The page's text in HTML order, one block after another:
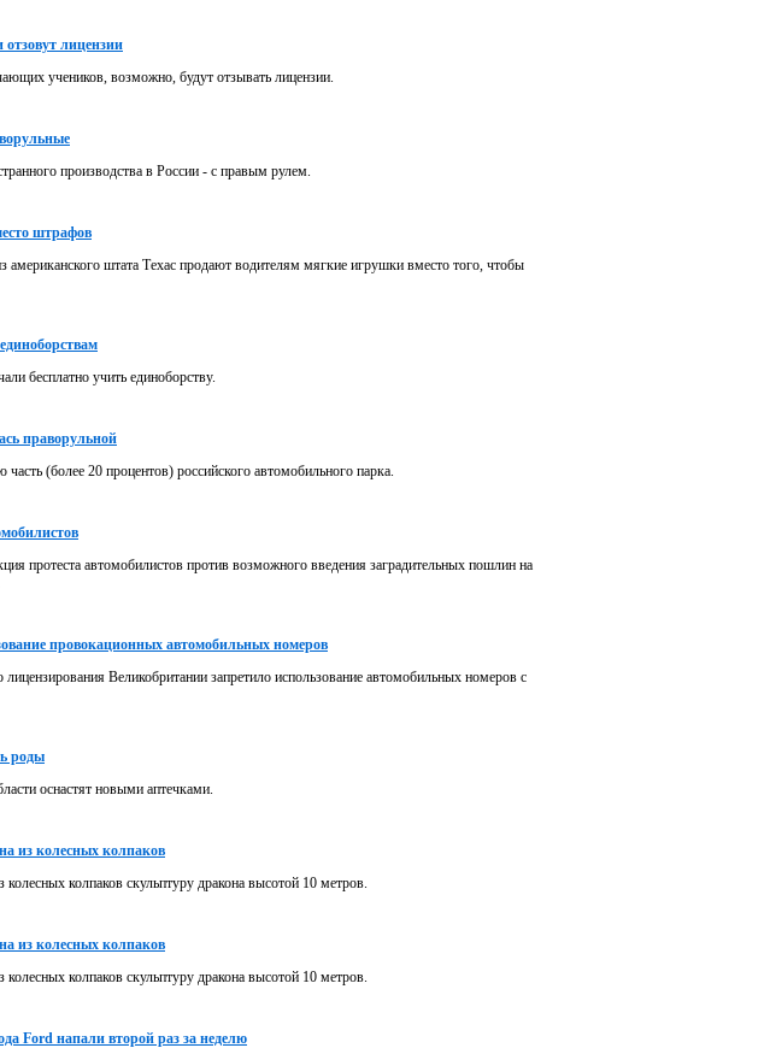
лицензии
учеников, возможно, будут отзывать лицензии.
производства в России - с правым рулем.
штрафов
американского штата Техас продают водителям мягкие игрушки вместо того, чтобы
бесплатно учить единоборству.
праворульной
(более 20 процентов) российского автомобильного парка.
протеста автомобилистов против возможного введения заградительных пошлин на
провокационных автомобильных номеров
лицензирования Великобритании запретило использование автомобильных номеров с
роды
оснастят новыми аптечками.
из колесных колпаков
колпаков скульптуру дракона высотой 10 метров.
из колесных колпаков
колпаков скульптуру дракона высотой 10 метров.
Ford напали второй раз за неделю